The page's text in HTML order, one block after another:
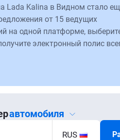
Lada Kalina в Видном стало
от 15 ведущих
на одной платформе,
электронный полис
автомобиля
RUS